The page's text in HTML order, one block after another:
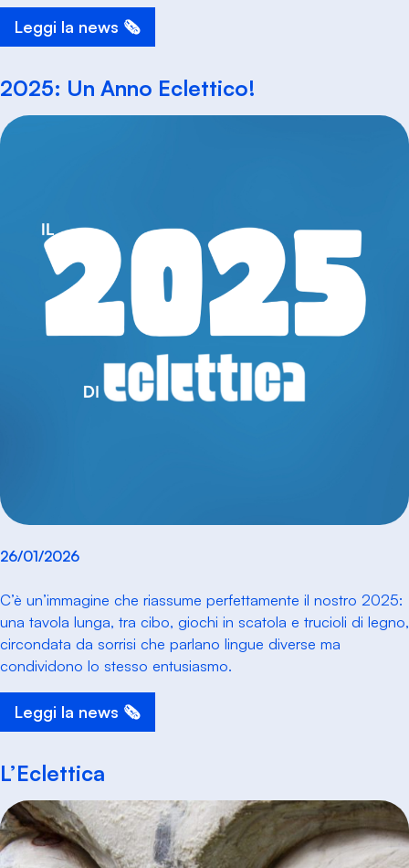
Leggi la news 🗞️
2025: Un Anno Eclettico!
26/01/2026
C’è un’immagine che riassume perfettamente il nostro 2025:
una tavola lunga, tra cibo, giochi in scatola e trucioli di legno,
circondata da sorrisi che parlano lingue diverse ma
condividono lo stesso entusiasmo.
Leggi la news 🗞️
L’Eclettica